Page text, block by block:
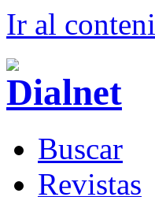
Ir al conteni
Buscar
Revistas